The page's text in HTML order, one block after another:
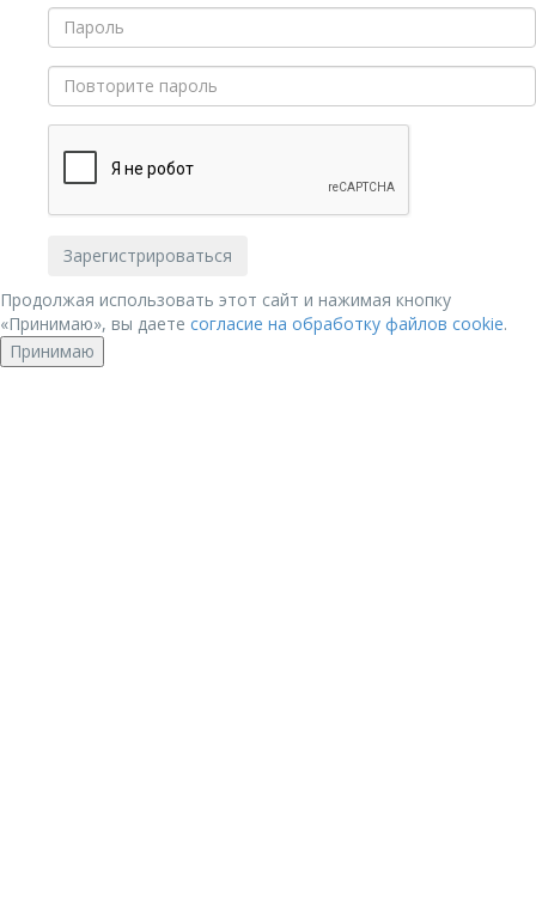
Продолжая использовать этот сайт и нажимая кнопку
«Принимаю», вы даете согласие на обработку файлов cookie.
Принимаю